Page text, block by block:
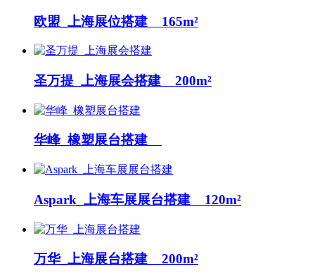
欧盟_上海展位搭建 165m²
圣万提_上海展会搭建 200m²
华峰_橡塑展台搭建
Aspark_上海车展展台搭建 120m²
万华_上海展台搭建 200m²